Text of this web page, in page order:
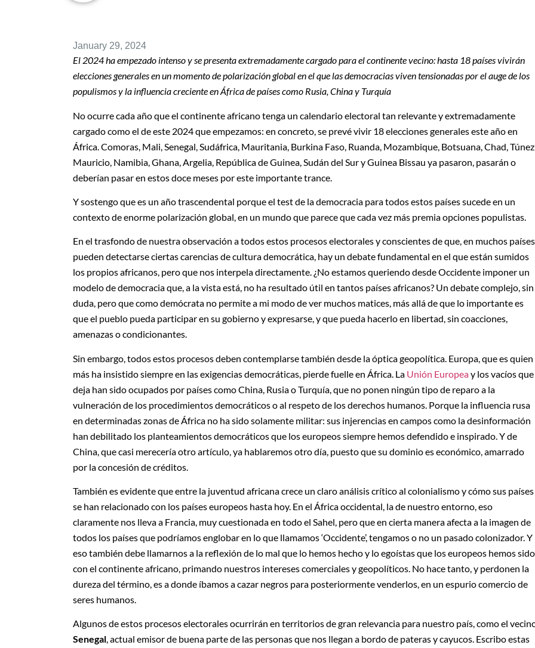
January 29, 2024
El 2024 ha empezado intenso y se presenta extremadamente cargado para el continente vecino: hasta 18 países vivirán
elecciones generales en un momento de polarización global en el que las democracias viven tensionadas por el auge de los
populismos y la influencia creciente en África de países como Rusia, China y Turquía
No ocurre cada año que el continente africano tenga un calendario electoral tan relevante y extremadamente
cargado como el de este 2024 que empezamos: en concreto, se prevé vivir 18 elecciones generales este año en
África. Comoras, Mali, Senegal, Sudáfrica, Mauritania, Burkina Faso, Ruanda, Mozambique, Botsuana, Chad, Túnez,
Mauricio, Namibia, Ghana, Argelia, República de Guinea, Sudán del Sur y Guinea Bissau ya pasaron, pasarán o
deberían pasar en estos doce meses por este importante trance.
Y sostengo que es un año trascendental porque el test de la democracia para todos estos países sucede en un
contexto de enorme polarización global, en un mundo que parece que cada vez más premia opciones populistas.
En el trasfondo de nuestra observación a todos estos procesos electorales y conscientes de que, en muchos
pueden detectarse ciertas carencias de cultura democrática, hay un debate fundamental en el que están sumidos
los propios africanos, pero que nos interpela directamente. ¿No estamos queriendo desde Occidente imponer un
modelo de democracia que, a la vista está, no ha resultado útil en tantos países africanos? Un debate complejo, sin
duda, pero que como demócrata no permite a mi modo de ver muchos matices, más allá de que lo importante es
que el pueblo pueda participar en su gobierno y expresarse, y que pueda hacerlo en libertad, sin coacciones,
amenazas o condicionantes.
Sin embargo, todos estos procesos deben contemplarse también desde la óptica geopolítica. Europa, que es quien
más ha insistido siempre en las exigencias democráticas, pierde fuelle en África. La Unión Europeay los vacíos que
deja han sido ocupados por países como China, Rusia o Turquía, que no ponen ningún tipo de reparo a la
vulneración de los procedimientos democráticos o al respeto de los derechos humanos. Porque la influencia rusa
en determinadas zonas de África no ha sido solamente militar: sus injerencias en campos como la desinformación
han debilitado los planteamientos democráticos que los europeos siempre hemos defendido e inspirado. Y de
China, que casi merecería otro artículo, ya hablaremos otro día, puesto que su dominio es económico, amarrado
por la concesión de créditos.
También es evidente que entre la juventud africana crece un claro análisis crítico al colonialismo y cómo sus países
se han relacionado con los países europeos hasta hoy. En el África occidental, la de nuestro entorno, eso
claramente nos lleva a Francia, muy cuestionada en todo el Sahel, pero que en cierta manera afecta a la imagen de
todos los países que podríamos englobar en lo que llamamos ‘Occidente’, tengamos o no un pasado colonizador. Y
eso también debe llamarnos a la reflexión de lo mal que lo hemos hecho y lo egoístas que los europeos hemos sido
con el continente africano, primando nuestros intereses comerciales y geopolíticos. No hace tanto, y perdonen la
dureza del término, es a donde íbamos a cazar negros para posteriormente venderlos, en un espurio comercio de
seres humanos.
Algunos de estos procesos electorales ocurrirán en territorios de gran relevancia para nuestro país, como el
Senegal, actual emisor de buena parte de las personas que nos llegan a bordo de pateras y cayucos. Escribo estas